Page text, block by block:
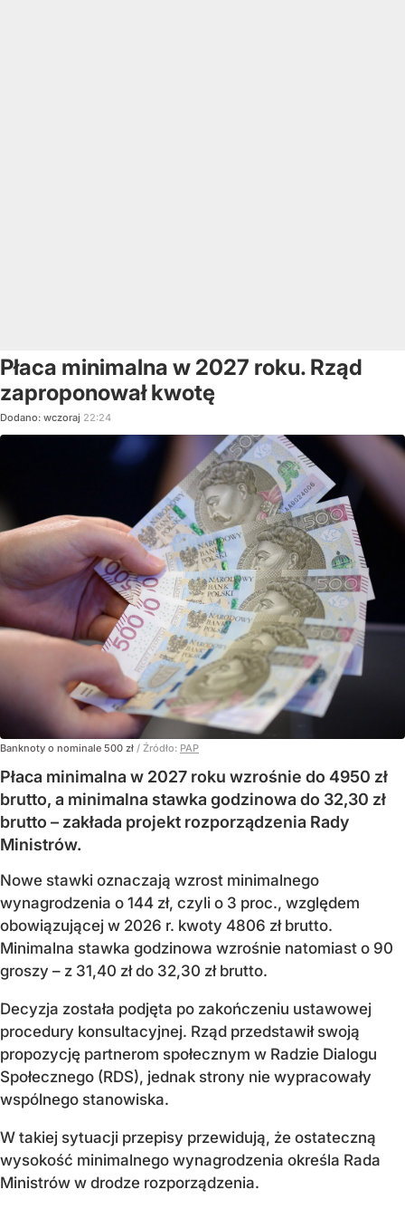
Płaca minimalna w 2027 roku. Rząd
zaproponował kwotę
Dodano: wczoraj 22:24
Banknoty o nominale 500 zł / Źródło: PAP
Płaca minimalna w 2027 roku wzrośnie do 4950 zł
brutto, a minimalna stawka godzinowa do 32,30 zł
brutto – zakłada projekt rozporządzenia Rady
Ministrów.
Nowe stawki oznaczają wzrost minimalnego
wynagrodzenia o 144 zł, czyli o 3 proc., względem
obowiązującej w 2026 r. kwoty 4806 zł brutto.
Minimalna stawka godzinowa wzrośnie natomiast o 90
groszy – z 31,40 zł do 32,30 zł brutto.
Decyzja została podjęta po zakończeniu ustawowej
procedury konsultacyjnej. Rząd przedstawił swoją
propozycję partnerom społecznym w Radzie Dialogu
Społecznego (RDS), jednak strony nie wypracowały
wspólnego stanowiska.
W takiej sytuacji przepisy przewidują, że ostateczną
wysokość minimalnego wynagrodzenia określa Rada
Ministrów w drodze rozporządzenia.